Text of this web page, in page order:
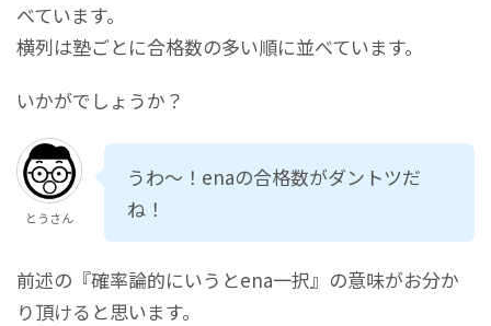
べています。
横列は塾ごとに合格数の多い順に並べています。
いかがでしょうか？
とうさん
うわ～！enaの合格数がダントツだ
ね！
前述の『確率論的にいうとena一択』の意味がお分か
り頂けると思います。